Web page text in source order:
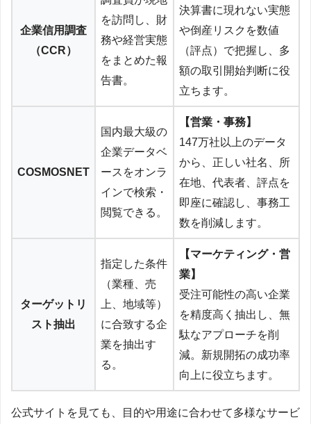
企業信用調査
（CCR）
を訪問し、財
務や経営実態
をまとめた報
告書。
決算書に現れない実態
や倒産リスクを数値
（評点）で把握し、多
額の取引開始判断に役
立ちます。
COSMOSNET
国内最大級の
企業データベ
ースをオンラ
インで検索・
閲覧できる。
【営業・事務】
147万社以上のデータ
から、正しい社名、所
在地、代表者、評点を
即座に確認し、事務工
数を削減します。
ターゲットリ
スト抽出
指定した条件
（業種、売
上、地域等）
に合致する企
業を抽出す
る。
【マーケティング・営
業】
受注可能性の高い企業
を精度高く抽出し、無
駄なアプローチを削
減。新規開拓の成功率
向上に役立ちます。
公式サイトを見ても、目的や用途に合わせて多様なサービ